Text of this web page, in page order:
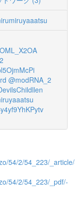
@modRNA_2
54/2/54_223/
54/2/54_223/_pdf/-